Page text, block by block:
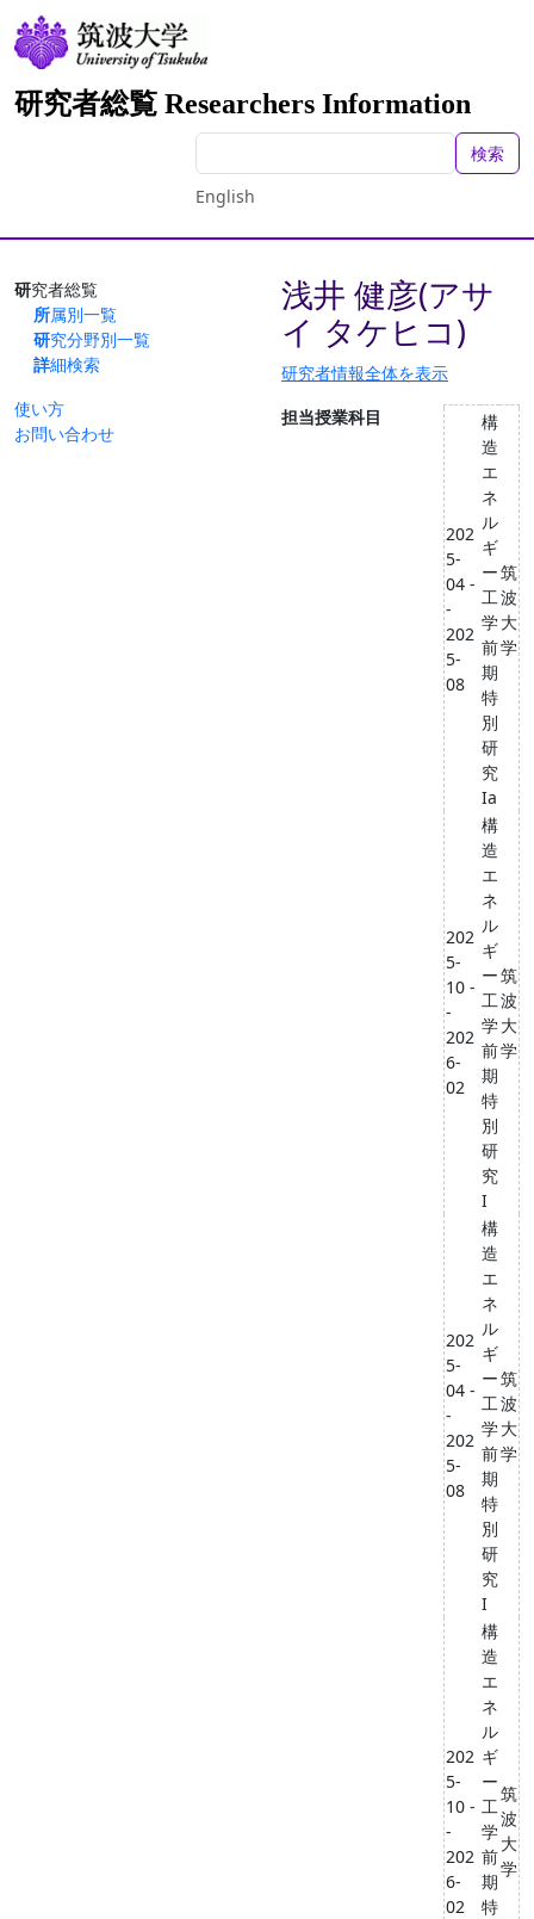
研究者総覧 Researchers Information
検索
English
研究者総覧
所属別一覧
研究分野別一覧
詳細検索
使い方
お問い合わせ
浅井 健彦(アサ
イ タケヒコ)
研究者情報全体を表示
担当授業科目
202
5-
04 -
-
202
5-
08
構
造
エ
ネ
ル
ギ
ー
工
学
前
期
特
別
研
究
Ia
筑
波
大
学
202
5-
10 -
-
202
6-
02
構
造
エ
ネ
ル
ギ
ー
工
学
前
期
特
別
研
究
I
筑
波
大
学
202
5-
04 -
-
202
5-
08
構
造
エ
ネ
ル
ギ
ー
工
学
前
期
特
別
研
究
I
筑
波
大
学
202
5-
10 -
-
202
6-
02
構
造
エ
ネ
ル
ギ
ー
工
学
前
期
特
筑
波
大
学